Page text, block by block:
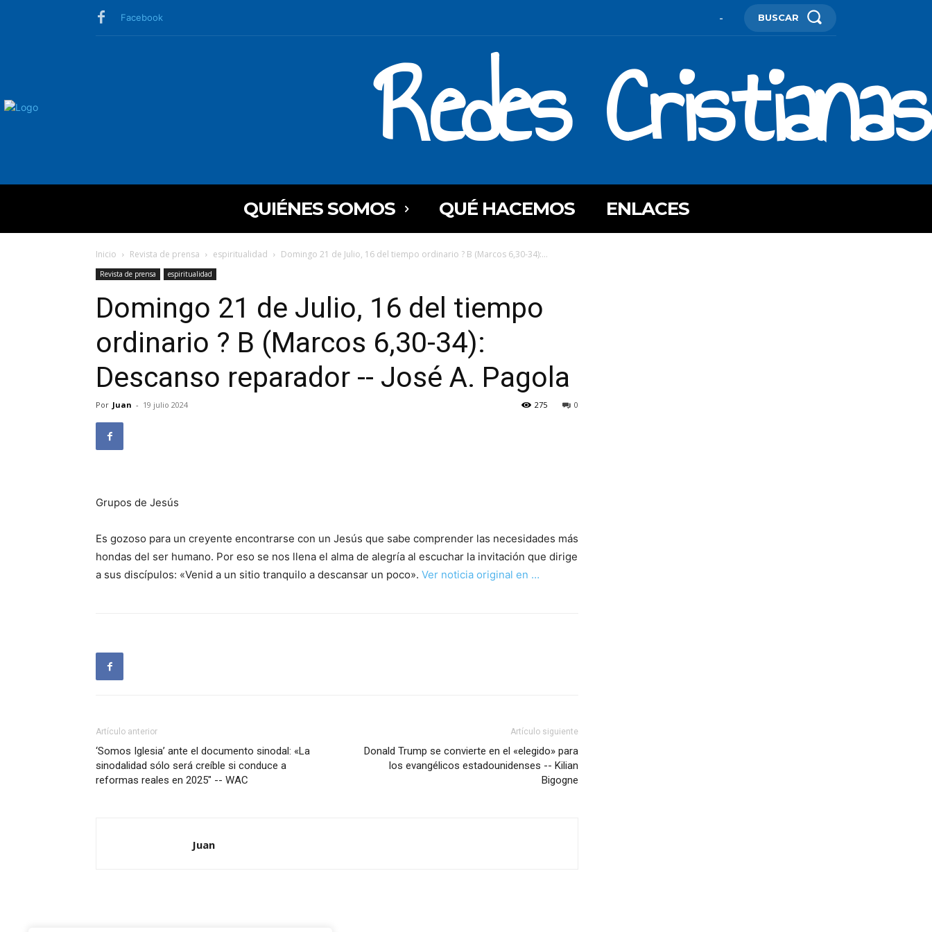
Facebook - BUSCAR
Redes Cristianas
QUIÉNES SOMOS QUÉ HACEMOS ENLACES
Inicio Revista de prensa espiritualidad Domingo 21 de Julio, 16 del tiempo ordinario ? B (Marcos 6,30-34):...
Revista de prensa espiritualidad
Domingo 21 de Julio, 16 del tiempo
ordinario ? B (Marcos 6,30-34):
Descanso reparador -- José A. Pagola
Por Juan - 19 julio 2024 0
275
Grupos de Jesús
Es gozoso para un creyente encontrarse con un Jesús que sabe comprender las necesidades más
hondas del ser humano. Por eso se nos llena el alma de alegría al escuchar la invitación que dirige
a sus discípulos: «Venid a un sitio tranquilo a descansar un poco». Ver noticia original en …
Artículo anterior
‘Somos Iglesia’ ante el documento sinodal: «La
sinodalidad sólo será creíble si conduce a
reformas reales en 2025″ -- WAC
Artículo siguiente
Donald Trump se convierte en el «elegido» para
los evangélicos estadounidenses -- Kilian
Bigogne
Juan